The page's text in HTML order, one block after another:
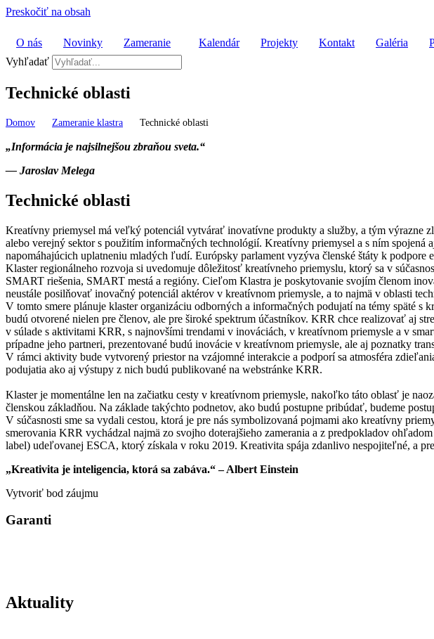
Preskočiť na obsah
O nás Novinky Zameranie Kalendár Projekty Kontakt Galéria
Vyhľadať
Technické oblasti
Domov Zameranie klastra Technické oblasti
„Informácia je najsilnejšou zbraňou sveta.“
— Jaroslav Melega
Technické oblasti
Kreatívny priemysel má veľký potenciál vytvárať inovatívne produkty a služby, a tým výrazne
alebo verejný sektor s použitím informačných technológií. Kreatívny priemysel a s ním
napomáhajúcich uplatneniu mladých ľudí. Európsky parlament vyzýva členské štáty k
Klaster regionálneho rozvoja si uvedomuje dôležitosť kreatívneho priemyslu, ktorý sa v
SMART riešenia, SMART mestá a regióny. Cieľom Klastra je poskytovanie svojím členom
neustále posilňovať inovačný potenciál aktérov v kreatívnom priemysle, a to najmä v oblasti
V tomto smere plánuje klaster organizáciu odborných a informačných podujatí na témy späté
budú otvorené nielen pre členov, ale pre široké spektrum účastníkov. KRR chce realizovať aj
v súlade s aktivitami KRR, s najnovšími trendami v inováciách, v kreatívnom priemysle a v
prípadne jeho partneri, prezentované budú inovácie v kreatívnom priemysle, ale aj poznatky
V rámci aktivity bude vytvorený priestor na vzájomné interakcie a podporí sa atmosféra
podujatia ako aj výstupy z nich budú publikované na webstránke KRR.
Klaster je momentálne len na začiatku cesty v kreatívnom priemysle, nakoľko táto oblasť je
členskou základňou. Na základe takýchto podnetov, ako budú postupne pribúdať, budeme
V súčasnosti sme sa vydali cestou, ktorá je pre nás symbolizovaná pojmami ako kreatívny
smerovania KRR vychádzal najmä zo svojho doterajšieho zamerania a z predpokladov
label) udeľovanej ESCA, ktorý získala v roku 2019. Kreativita spája zdanlivo nespojiteľné, a
„Kreativita je inteligencia, ktorá sa zabáva.“ – Albert Einstein
Vytvoriť bod záujmu
Garanti
Aktuality